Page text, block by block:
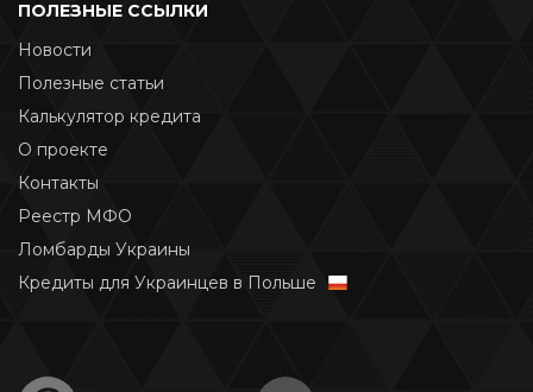
ПОЛЕЗНЫЕ ССЫЛКИ
Новости
Полезные статьи
Калькулятор кредита
О проекте
Контакты
Реестр МФО
Ломбарды Украины
Кредиты для Украинцев в Польше